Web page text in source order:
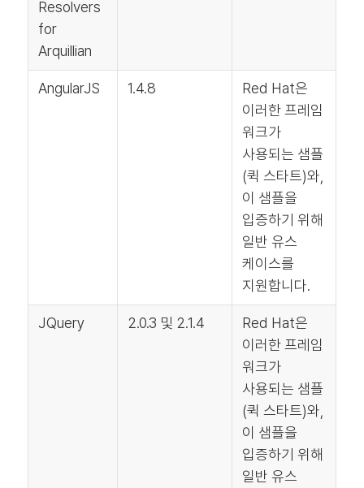
Resolvers
for
Arquillian
AngularJS 1.4.8
Red Hat은
이러한 프레임
워크가
사용되는 샘플
(퀵 스타트)와,
이 샘플을
입증하기 위해
일반 유스
케이스를
지원합니다.
JQuery 2.0.3 및 2.1.4
Red Hat은
이러한 프레임
워크가
사용되는 샘플
(퀵 스타트)와,
이 샘플을
입증하기 위해
일반 유스